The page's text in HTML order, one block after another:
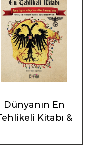
Dünyanın En
Kitabı &